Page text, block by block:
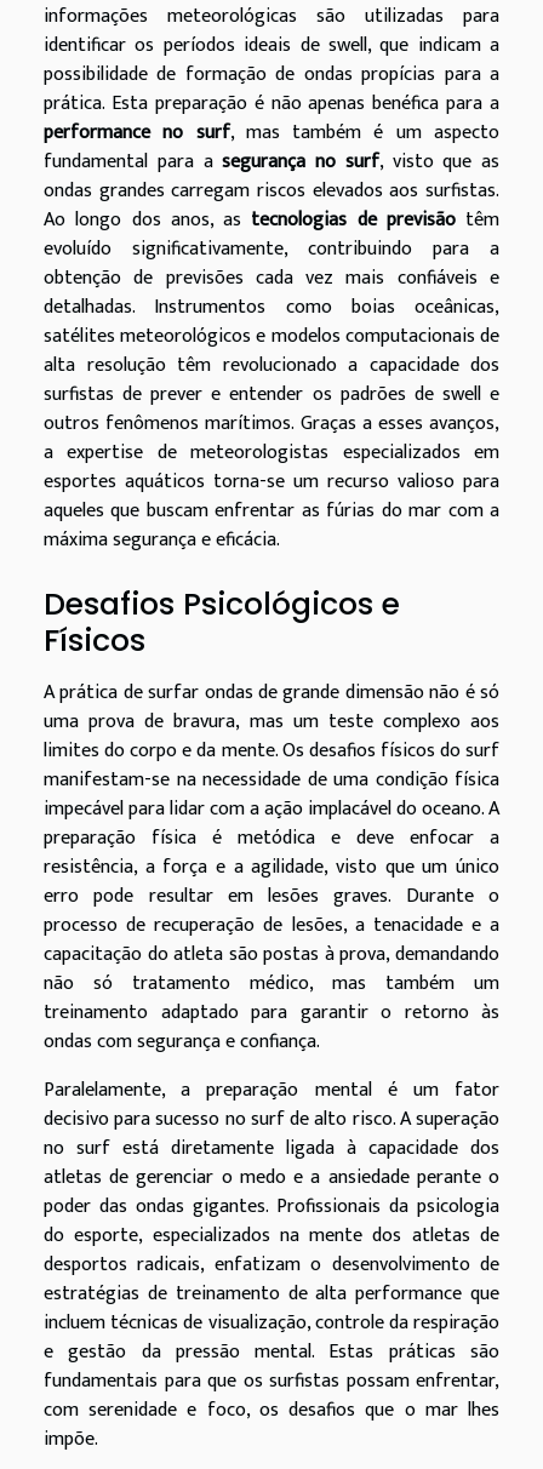
informações meteorológicas são utilizadas para
identificar os períodos ideais de swell, que indicam a
possibilidade de formação de ondas propícias para a
prática. Esta preparação é não apenas benéfica para a
performance no surf, mas também é um aspecto
fundamental para asegurança no surf, visto que as
ondas grandes carregam riscos elevados aos surfistas.
Ao longo dos anos, as tecnologias de previsãotêm
evoluído significativamente, contribuindo para a
obtenção de previsões cada vez mais confiáveis e
detalhadas. Instrumentos como boias oceânicas,
satélites meteorológicos e modelos computacionais de
alta resolução têm revolucionado a capacidade dos
surfistas de prever e entender os padrões de swell e
outros fenômenos marítimos. Graças a esses avanços,
a expertise de meteorologistas especializados em
esportes aquáticos torna-se um recurso valioso para
aqueles que buscam enfrentar as fúrias do mar com a
máxima segurança e eficácia.
Desafios Psicológicos e
Físicos
A prática de surfar ondas de grande dimensão não é só
uma prova de bravura, mas um teste complexo aos
limites do corpo e da mente. Os desafios físicos do surf
manifestam-se na necessidade de uma condição física
impecável para lidar com a ação implacável do oceano. A
preparação física é metódica e deve enfocar a
resistência, a força e a agilidade, visto que um único
erro pode resultar em lesões graves. Durante o
processo de recuperação de lesões, a tenacidade e a
capacitação do atleta são postas à prova, demandando
não só tratamento médico, mas também um
treinamento adaptado para garantir o retorno às
ondas com segurança e confiança.
Paralelamente, a preparação mental é um fator
decisivo para sucesso no surf de alto risco. A superação
no surf está diretamente ligada à capacidade dos
atletas de gerenciar o medo e a ansiedade perante o
poder das ondas gigantes. Profissionais da psicologia
do esporte, especializados na mente dos atletas de
desportos radicais, enfatizam o desenvolvimento de
estratégias de treinamento de alta performance que
incluem técnicas de visualização, controle da respiração
e gestão da pressão mental. Estas práticas são
fundamentais para que os surfistas possam enfrentar,
com serenidade e foco, os desafios que o mar lhes
impõe.